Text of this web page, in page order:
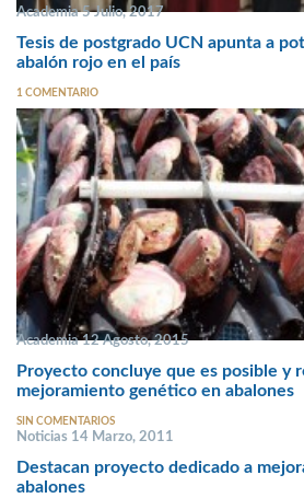
Academia 5 Julio, 2017
Tesis de postgrado UCN apunta a
abalón rojo en el país
1 COMENTARIO
Academia 12 Agosto, 2015
Proyecto concluye que es posible y
mejoramiento genético en abalones
SIN COMENTARIOS
Noticias 14 Marzo, 2011
Destacan proyecto dedicado a
abalones